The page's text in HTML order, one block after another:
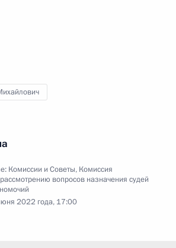
Комиссии и Советы, Комиссия
вопросов назначения судей
2022 года, 17:00